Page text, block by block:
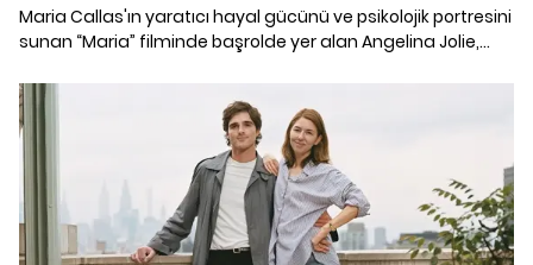
Maria Callas'ın yaratıcı hayal gücünü ve psikolojik portresini
sunan “Maria” filminde başrolde yer alan Angelina Jolie,
koleksiyonundan tarihi mücevherler tercih etti.